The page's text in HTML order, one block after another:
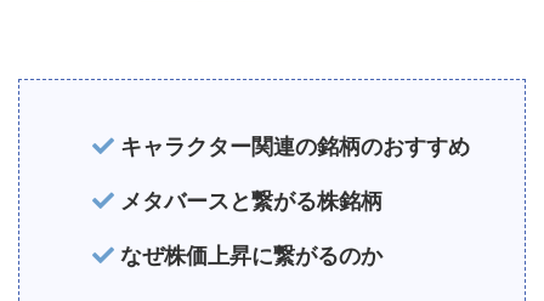
キャラクター関連の銘柄のおすすめ
メタバースと繋がる株銘柄
なぜ株価上昇に繋がるのか